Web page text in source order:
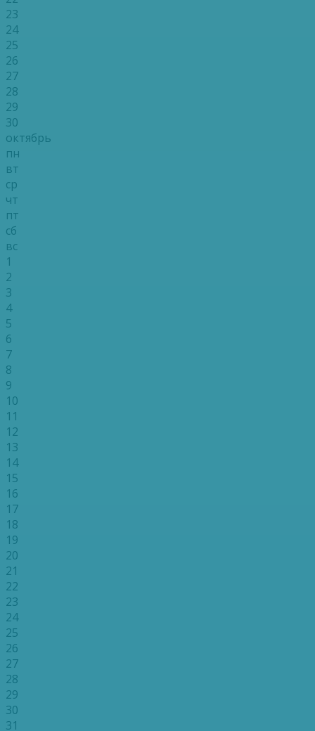
23
24
25
26
27
28
29
30
октябрь
пн
вт
ср
чт
пт
сб
вс
1
2
3
4
5
6
7
8
9
10
11
12
13
14
15
16
17
18
19
20
21
22
23
24
25
26
27
28
29
30
31